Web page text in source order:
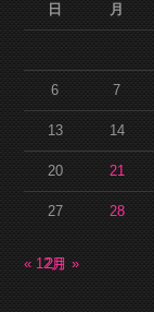
日
月
6 7
13 14
20 21
27 28
« 12月2月 »